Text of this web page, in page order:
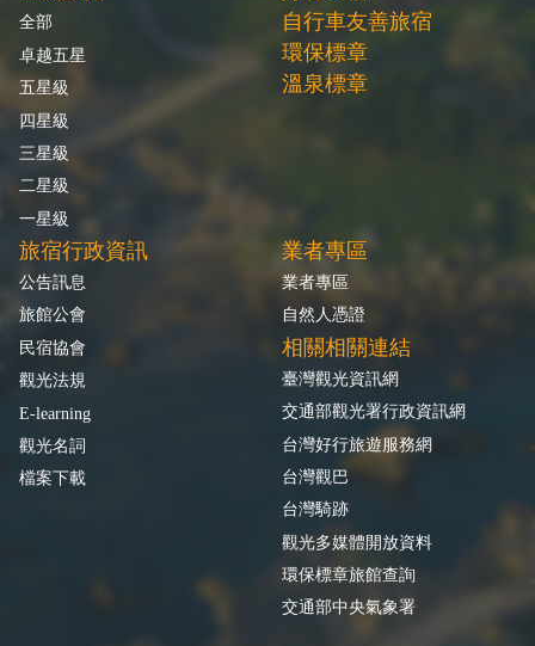
全部
卓越五星
五星級
四星級
三星級
二星級
一星級
自行車友善旅宿
環保標章
溫泉標章
旅宿行政資訊
公告訊息
旅館公會
民宿協會
觀光法規
E-learning
觀光名詞
檔案下載
業者專區
業者專區
自然人憑證
相關相關連結
臺灣觀光資訊網
交通部觀光署行政資訊網
台灣好行旅遊服務網
台灣觀巴
台灣騎跡
觀光多媒體開放資料
環保標章旅館查詢
交通部中央氣象署